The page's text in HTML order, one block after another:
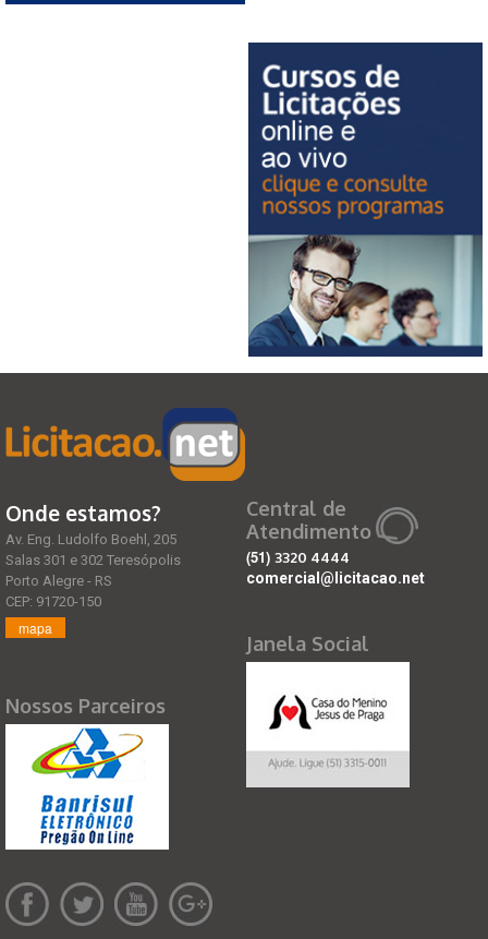
Onde estamos?
Av. Eng. Ludolfo Boehl, 205
Salas 301 e 302 Teresópolis
Porto Alegre - RS
CEP: 91720-150
mapa
Nossos Parceiros
Central de
Atendimento
(51) 3320 4444
comercial@licitacao.net
Janela Social